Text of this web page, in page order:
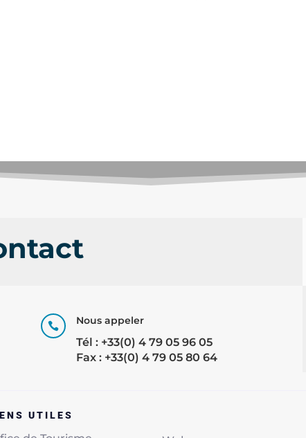
 Nous appeler
Tél : +33(0) 4 79 05 96 05
Fax : +33(0) 4 79 05 80 64
UTILES